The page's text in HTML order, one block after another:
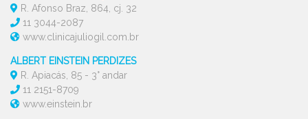
R. Afonso Braz, 864, cj. 32
11 3044-2087
www.clinicajuliogil.com.br
ALBERT EINSTEIN PERDIZES
R. Apiacás, 85 - 3° andar
11 2151-8709
www.einstein.br